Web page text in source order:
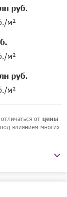
руб.
м²
м²
руб.
м²
от цены
влиянием многих